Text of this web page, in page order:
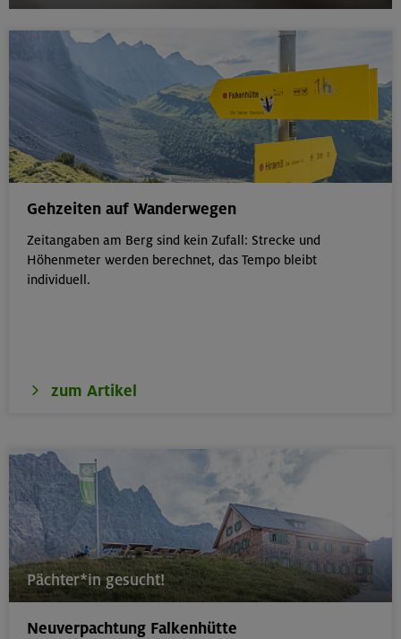
München
18.08.26
Klettertreff Kids in den Sommerferien für 8-12 Jährige
Gilching
18.08.26
Klettertreff Kids in den Sommerferien für 8-12 Jährige
18.08.26
München
19.08.26
Schnupperkletterkurs indoor
Gehzeiten auf Wanderwegen
Zeitangaben am Berg sind kein Zufall: Strecke und
Höhenmeter werden berechnet, das Tempo bleibt
individuell.
zum Artikel
Pächter*in gesucht!
Neuverpachtung Falkenhütte